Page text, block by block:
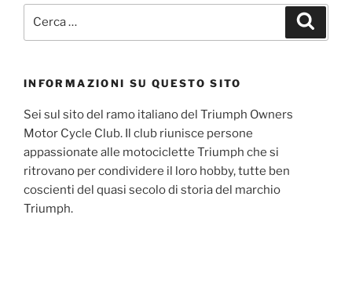
INFORMAZIONI SU QUESTO SITO
Sei sul sito del ramo italiano del Triumph Owners
Motor Cycle Club. Il club riunisce persone
appassionate alle motociclette Triumph che si
ritrovano per condividere il loro hobby, tutte ben
coscienti del quasi secolo di storia del marchio
Triumph.